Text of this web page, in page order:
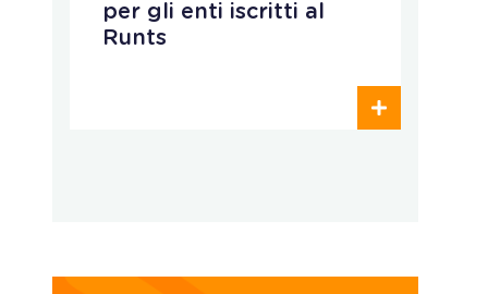
per gli enti iscritti al
Runts